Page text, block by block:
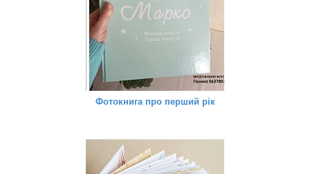
Фотокнига про перший рік